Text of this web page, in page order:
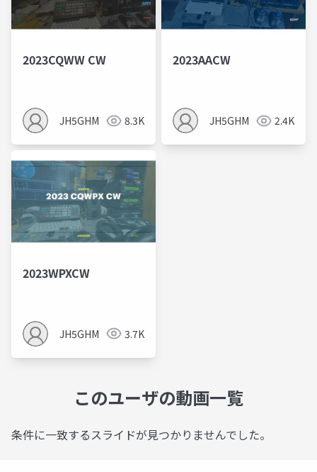
2023CQWW CW
JH5GHM 8.3K
2023AACW
JH5GHM 2.4K
2023WPXCW
JH5GHM 3.7K
このユーザの動画一覧
条件に一致するスライドが見つかりませんでした。